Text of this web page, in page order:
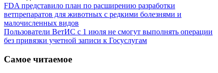
FDA представило план по расширению разработки
ветпрепаратов для животных с редкими болезнями и
малочисленных видов
Пользователи ВетИС с 1 июля не смогут выполнять операции
без привязки учетной записи к Госуслугам
Самое читаемое